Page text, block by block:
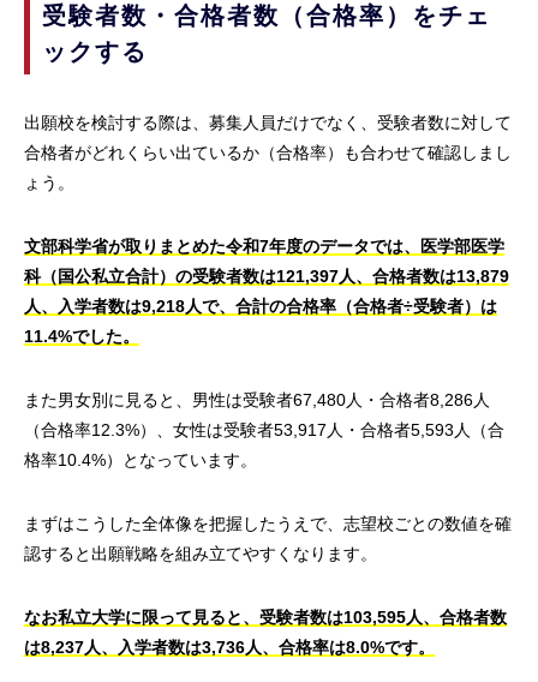
受験者数・合格者数（合格率）をチェ
ックする
出願校を検討する際は、募集人員だけでなく、受験者数に対して
合格者がどれくらい出ているか（合格率）も合わせて確認しまし
ょう。
文部科学省が取りまとめた令和7年度のデータでは、医学部医学
科（国公私立合計）の受験者数は121,397人、合格者数は13,879
人、入学者数は9,218人で、合計の合格率（合格者÷受験者）は
11.4%でした。
また男女別に見ると、男性は受験者67,480人・合格者8,286人
（合格率12.3%）、女性は受験者53,917人・合格者5,593人（合
格率10.4%）となっています。
まずはこうした全体像を把握したうえで、志望校ごとの数値を確
認すると出願戦略を組み立てやすくなります。
なお私立大学に限って見ると、受験者数は103,595人、合格者数
は8,237人、入学者数は3,736人、合格率は8.0%です。